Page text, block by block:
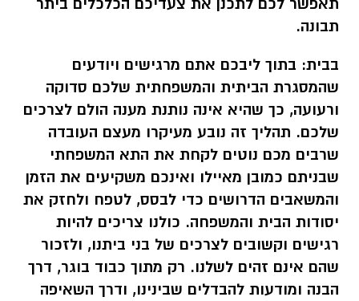
תבונה.
בבית: בתוך ליבכם אתם מרגישים ויודעים
שהמסגרת הביתית והמשפחתית שלכם סדוקה
ורעועה, כך שהיא אינה נותנת מענה הולם לצרכים
שלכם. תהליך זה נובע מעיקרו מעצם העובדה
שרבים מכם נוטים לקחת את התא המשפחתי
שבניתם כמובן מאיילו ואינכם משקיעים את הזמן
והמשאבים הדרושים כדי לבסס, לטפח ולחזק את
יסודות הבית והמשפחה. כולנו צריכים להיות
רגישים וקשובים לצרכים של בני ביתנו, ולזכור
שהם אינם זהים לשלנו. רק מתוך כבוד בוגר, דרך
הבנה ומודעות להבדלים שבינינו, ודרך השאיפה